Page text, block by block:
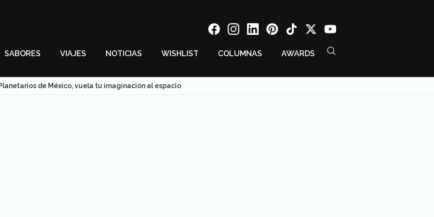
SABORES VIAJES NOTICIAS WISHLIST COLUMNAS AWARDS
de México, vuela tu imaginación al espacio